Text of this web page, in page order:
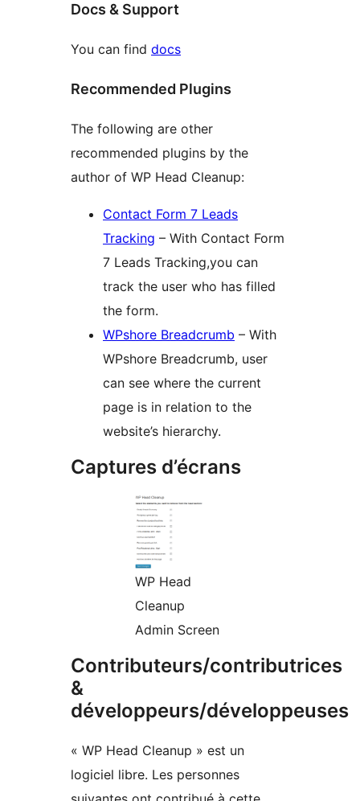
Docs & Support
You can find docs
Recommended Plugins
The following are other
recommended plugins by the
author of WP Head Cleanup:
Contact Form 7 Leads
Tracking – With Contact Form
7 Leads Tracking,you can
track the user who has filled
the form.
WPshore Breadcrumb – With
WPshore Breadcrumb, user
can see where the current
page is in relation to the
website’s hierarchy.
Captures d’écrans
WP Head
Cleanup
Admin Screen
Contributeurs/contributrices
&
développeurs/développeuses
« WP Head Cleanup » est un
logiciel libre. Les personnes